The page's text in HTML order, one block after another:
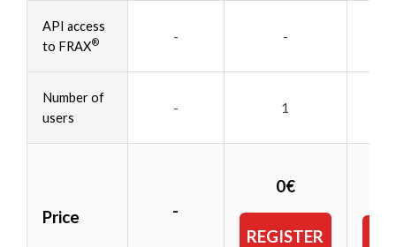
API access
to FRAX® - -
Number of
users
- 1
Price -
0€
REGISTER